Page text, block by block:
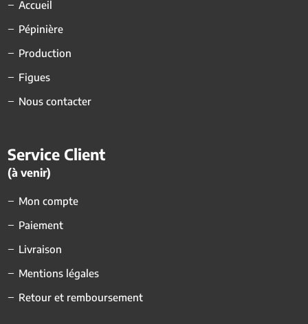
Accueil
Pépinière
Production
Figues
Nous contacter
Service Client
(à venir)
Mon compte
Paiement
Livraison
Mentions légales
Retour et remboursement